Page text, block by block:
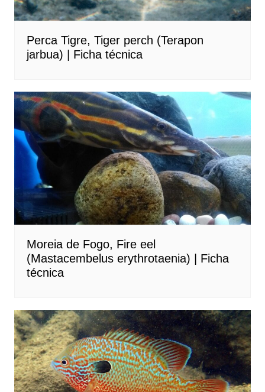
Perca Tigre, Tiger perch (Terapon
jarbua) | Ficha técnica
Moreia de Fogo, Fire eel
(Mastacembelus erythrotaenia) | Ficha
técnica